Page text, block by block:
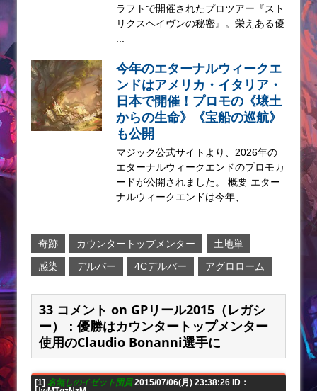
ラフトで開催されたプロツアー『スト
リクスヘイヴンの秘密』。栄えある優
今年のエターナルウィークエ
ンドはアメリカ・イタリア・
日本で開催！プロモの《壌土
からの生命》《宝船の巡航》
も公開
マジック公式サイトより、2026年の
エターナルウィークエンドのプロモカ
ードが公開されました。 概要 エター
ナルウィークエンドは今年、 ...
奇跡 カウンタートップメンター
土地単
感染
デルバー 4Cデルバー アグロローム
33 コメント on GPリール2015（レガシ
ー）：優勝はカウンタートップメンター
使用のClaudio Bonanni選手に
[1] 名無しのイゼット団員2015/07/06(月) 23:38:26 ID：